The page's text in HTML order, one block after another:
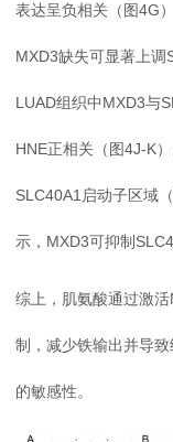
表达呈负相关（图4G
MXD3缺失可显著上调
LUAD组织中MXD3与
HNE正相关（图4J-K
SLC40A1启动子区域
示，MXD3可抑制
综上，肌氨酸通过激
制，减少铁输出并导
的敏感性。